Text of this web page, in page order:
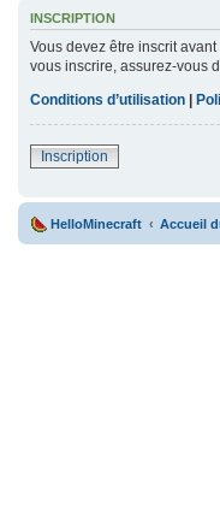
INSCRIPTION
Vous devez être inscrit
vous inscrire, assurez-vous
Conditions d’utilisation |
Inscription
HelloMinecraft Accueil